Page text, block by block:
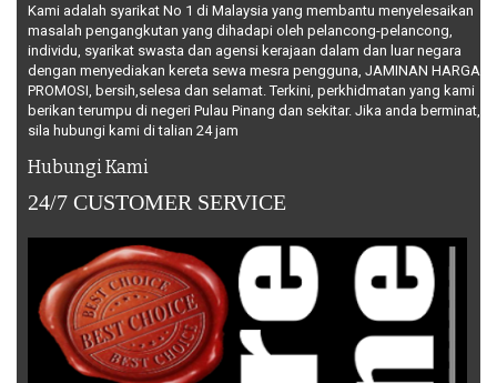
Kami adalah syarikat No 1 di Malaysia yang membantu menyelesaikan
masalah pengangkutan yang dihadapi oleh pelancong-pelancong,
individu, syarikat swasta dan agensi kerajaan dalam dan luar negara
dengan menyediakan kereta sewa mesra pengguna, JAMINAN HARGA
PROMOSI, bersih,selesa dan selamat. Terkini, perkhidmatan yang kami
berikan terumpu di negeri Pulau Pinang dan sekitar. Jika anda berminat,
sila hubungi kami di talian 24 jam
Hubungi Kami
24/7 CUSTOMER SERVICE